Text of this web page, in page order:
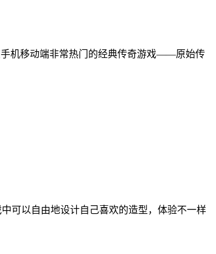
手机移动端非常热门的经典传奇游戏——原始传
可以自由地设计自己喜欢的造型，体验不一样